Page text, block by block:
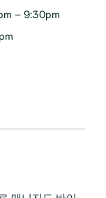
– 9:30pm